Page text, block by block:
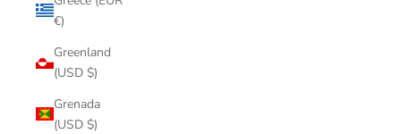
€)
Greenland
(USD $)
Grenada
(USD $)